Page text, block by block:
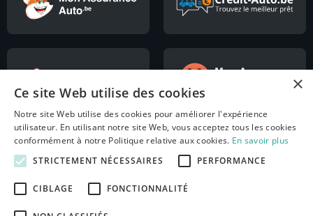
×
Ce site Web utilise des cookies
Notre site Web utilise des cookies pour améliorer l'expérience
utilisateur. En utilisant notre site Web, vous acceptez tous les cookies
conformément à notre Politique relative aux cookies. En savoir plus
STRICTEMENT NÉCESSAIRES
PERFORMANCE
CIBLAGE FONCTIONNALITÉ